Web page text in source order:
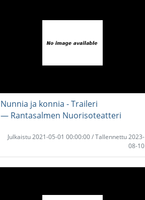
Nunnia ja konnia - Traileri
― Rantasalmen Nuorisoteatteri
Julkaistu 2021-05-01 00:00:00 / Tallennettu 2023-
08-10